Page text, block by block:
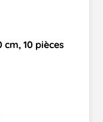
10 pièces